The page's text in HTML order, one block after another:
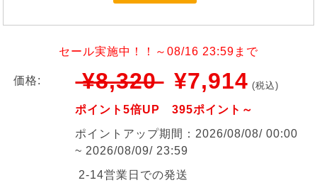
セール実施中！！～08/16 23:59まで
価格: ¥8,320 ¥7,914 (税込)
ポイント5倍UP 395ポイント～
ポイントアップ期間：2026/08/08/ 00:00
~ 2026/08/09/ 23:59
2-14営業日での発送